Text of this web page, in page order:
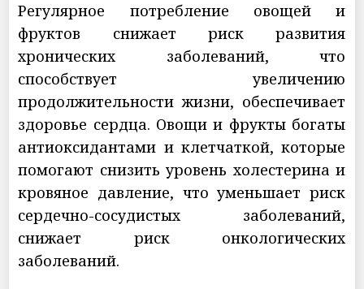
Регулярное потребление овощей и
фруктов снижает риск развития
хронических заболеваний, что
способствует увеличению
продолжительности жизни, обеспечивает
здоровье сердца. Овощи и фрукты богаты
антиоксидантами и клетчаткой, которые
помогают снизить уровень холестерина и
кровяное давление, что уменьшает риск
сердечно-сосудистых заболеваний,
снижает риск онкологических
заболеваний.